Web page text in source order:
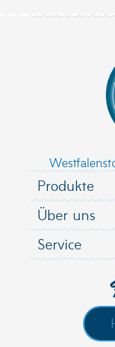
Produkte
Über uns
Service